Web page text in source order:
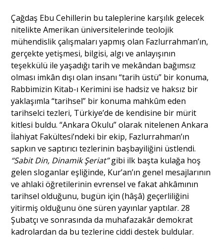
Çağdaş Ebu Cehillerin bu taleplerine karşılık gelecek
nitelikte Amerikan üniversitelerinde teolojik
mühendislik çalışmaları yapmış olan Fazlurrahman’ın,
gerçekte yetişmesi, bilgisi, algı ve anlayışının
teşekkülü ile yaşadığı tarih ve mekândan bağımsız
olması imkân dışı olan insanı “tarih üstü” bir konuma,
Rabbimizin Kitab-ı Kerimini ise hadsiz ve haksız bir
yaklaşımla “tarihsel” bir konuma mahkûm eden
tarihselci tezleri, Türkiye’de de kendisine bir mürit
kitlesi buldu. “Ankara Okulu” olarak nitelenen Ankara
İlahiyat Fakültesi’ndeki bir ekip, Fazlurrahman’ın
sapkın ve saptırıcı tezlerinin başbayiliğini üstlendi.
“Sabit Din, Dinamik Şeriat”gibi ilk başta kulağa hoş
gelen sloganlar eşliğinde, Kur’an’ın genel mesajlarının
ve ahlaki öğretilerinin evrensel ve fakat ahkâmının
tarihsel olduğunu, bugün için (hâşâ) geçerliliğini
yitirmiş olduğunu öne süren yayınlar yaptılar. 28
Şubatçı ve sonrasında da muhafazakâr demokrat
kadrolardan da bu tezlerine ciddi destek buldular.